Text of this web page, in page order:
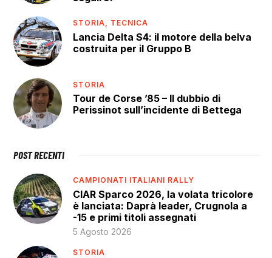
STORIA, TECNICA
Lancia Delta S4: il motore della belva
costruita per il Gruppo B
STORIA
Tour de Corse ’85 – Il dubbio di
Perissinot sull’incidente di Bettega
POST RECENTI
CAMPIONATI ITALIANI RALLY
CIAR Sparco 2026, la volata tricolore
è lanciata: Daprà leader, Crugnola a
-15 e primi titoli assegnati
5 Agosto 2026
STORIA